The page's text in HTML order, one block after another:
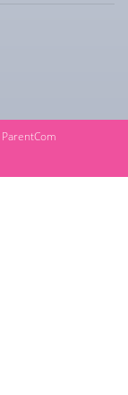
ParentCom